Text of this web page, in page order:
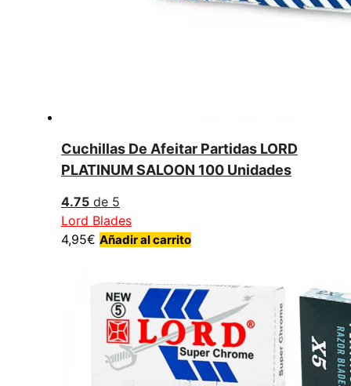
Cuchillas De Afeitar Partidas LORD
PLATINUM SALOON 100 Unidades
4.75 de 5
Lord Blades
4,95€ Añadir al carrito